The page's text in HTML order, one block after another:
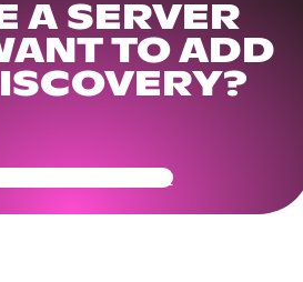
A SERVER
TO ADD
Community Ready